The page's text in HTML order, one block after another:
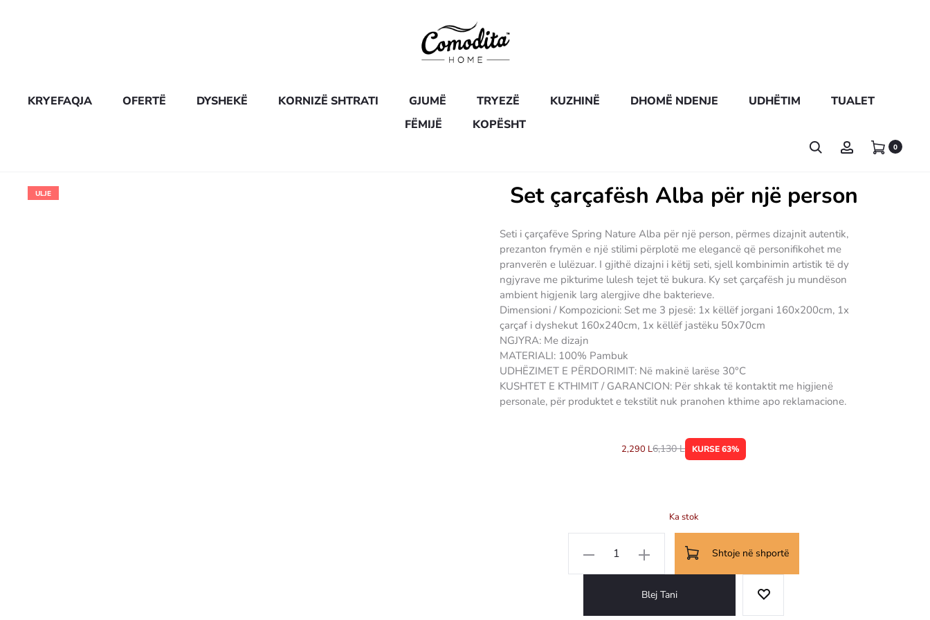
KRYEFAQJA OFERTË DYSHEKË KORNIZË SHTRATI GJUMË TRYEZË KUZHINË DHOMË NDENJE UDHËTIM
TUALET
FËMIJË
KOPËSHT
0
ULJE Set çarçafësh Alba për një person
Seti i çarçafëve Spring Nature Alba për një person, përmes dizajnit autentik,
prezanton frymën e një stilimi përplotë me elegancë që personifikohet me
pranverën e lulëzuar. I gjithë dizajni i këtij seti, sjell kombinimin artistik të dy
ngjyrave me pikturime lulesh tejet të bukura. Ky set çarçafësh ju mundëson
ambient higjenik larg alergjive dhe bakterieve.
Dimensioni / Kompozicioni: Set me 3 pjesë: 1x këllëf jorgani 160x200cm, 1x
çarçaf i dyshekut 160x240cm, 1x këllëf jastëku 50x70cm
NGJYRA: Me dizajn
MATERIALI: 100% Pambuk
UDHËZIMET E PËRDORIMIT: Në makinë larëse 30°C
KUSHTET E KTHIMIT / GARANCION: Për shkak të kontaktit me higjienë
personale, për produktet e tekstilit nuk pranohen kthime apo reklamacione.
KURSE 63%
6,130L
2,290 L
Ka stok
Shtoje në shportë
Blej Tani